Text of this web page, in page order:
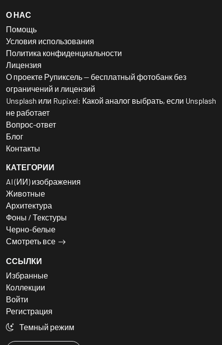
О НАС
Помощь
Условия использования
Политика конфиденциальности
Лицензия
О проекте Рупиксель — бесплатный фотобанк без
ограничений и лицензий
Unsplash или Rupixel: Какой аналог выбрать, если Unsplash
не работает
Вопрос-ответ
Блог
Контакты
КАТЕГОРИИ
AI (ИИ) изображения
Животные
Архитектура
Фоны / Текстуры
Черно-белые
Смотреть все
ССЫЛКИ
Избранные
Коллекции
Войти
Регистрация
Темный режим